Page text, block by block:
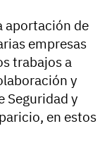
aportación de
empresas
trabajos a
y
Seguridad y
en estos